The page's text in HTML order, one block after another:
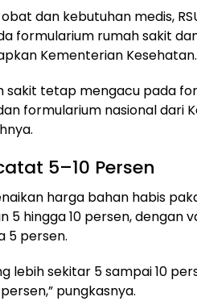
dan kebutuhan medis,
formularium rumah sakit
Kementerian Kesehatan.
sakit tetap mengacu pada
formularium nasional dari
5–10 Persen
harga bahan habis
5 hingga 10 persen, dengan
5 persen.
lebih sekitar 5 sampai 10
pungkasnya.